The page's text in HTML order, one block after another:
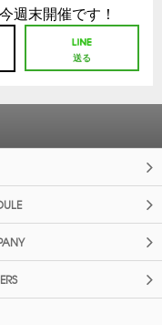
週末開催です！
送る